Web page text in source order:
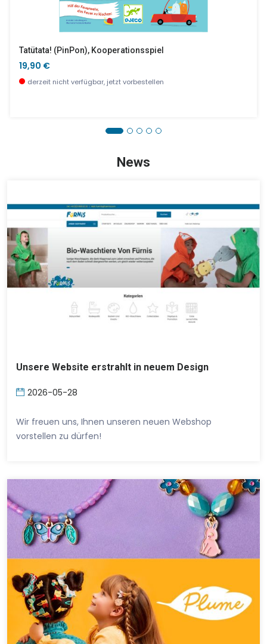
Dicke Repositionierbare Sticker, Autos
Mobile Aus Papier, Schmetterlinge
Tatütata! (PinPon), Kooperationsspiel
19,90 €
derzeit nicht verfügbar, jetzt vorbestellen
News
Unsere Website erstrahlt in neuem Design
2026-05-28
Wir freuen uns, Ihnen unseren neuen Webshop
vorstellen zu dürfen!